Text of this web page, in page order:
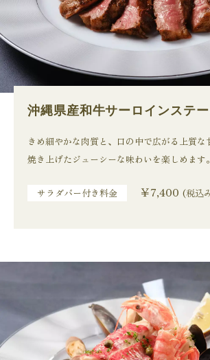
沖縄県産和牛サーロインステ
きめ細やかな肉質と、口の中で広がる上質な
焼き上げたジューシーな味わいを楽しめます。
サラダバー付き料金 ￥7,400 (税込